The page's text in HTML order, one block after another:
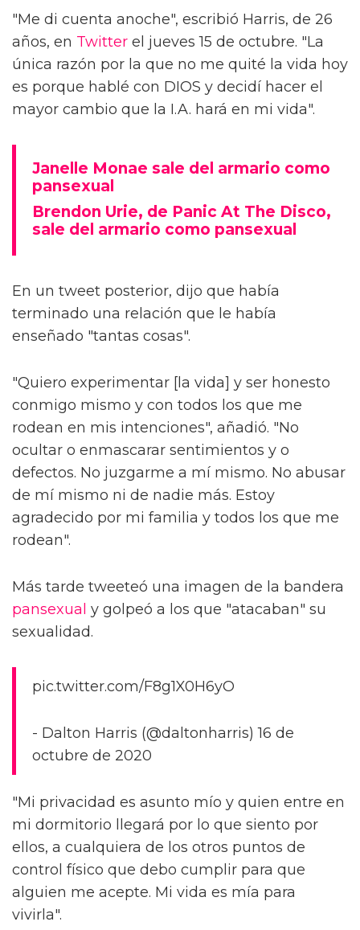
"Me di cuenta anoche", escribió Harris, de 26
años, en Twitter el jueves 15 de octubre. "La
única razón por la que no me quité la vida hoy
es porque hablé con DIOS y decidí hacer el
mayor cambio que la I.A. hará en mi vida".
Janelle Monae sale del armario como
pansexual
Brendon Urie, de Panic At The Disco,
sale del armario como pansexual
En un tweet posterior, dijo que había
terminado una relación que le había
enseñado "tantas cosas".
"Quiero experimentar [la vida] y ser honesto
conmigo mismo y con todos los que me
rodean en mis intenciones", añadió. "No
ocultar o enmascarar sentimientos y o
defectos. No juzgarme a mí mismo. No abusar
de mí mismo ni de nadie más. Estoy
agradecido por mi familia y todos los que me
rodean".
Más tarde tweeteó una imagen de la bandera
pansexual y golpeó a los que "atacaban" su
sexualidad.
pic.twitter.com/F8g1X0H6yO
- Dalton Harris (@daltonharris) 16 de
octubre de 2020
"Mi privacidad es asunto mío y quien entre en
mi dormitorio llegará por lo que siento por
ellos, a cualquiera de los otros puntos de
control físico que debo cumplir para que
alguien me acepte. Mi vida es mía para
vivirla".